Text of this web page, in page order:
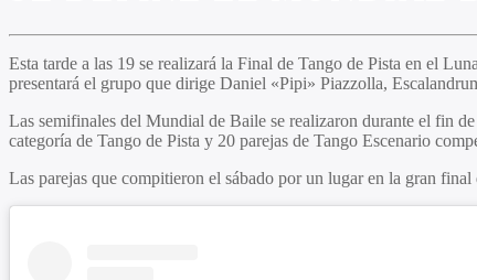
Esta tarde a las 19 se realizará la Final de Tango de Pista en el
presentará el grupo que dirige Daniel «Pipi» Piazzolla,
Las semifinales del Mundial de Baile se realizaron durante el fin
categoría de Tango de Pista y 20 parejas de Tango Escenario
Las parejas que compitieron el sábado por un lugar en la gran